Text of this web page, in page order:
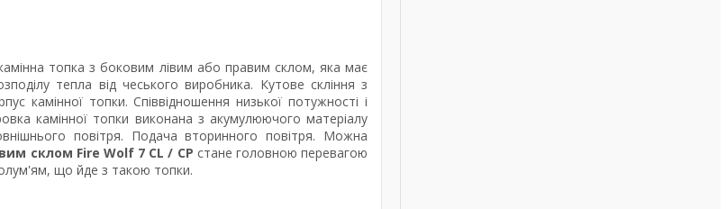
топка з боковим лівим або правим склом, яка має
тепла від чеського виробника. Кутове скління з
камінної топки. Співвідношення низької потужності і
камінної топки виконана з акумулюючого матеріалу
повітря. Подача вторинного повітря. Можна
склом Fire Wolf 7 CL / CP стане головною перевагою
що йде з такою топки.